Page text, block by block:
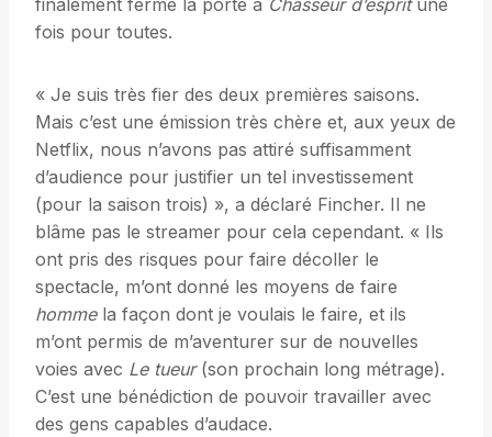
finalement fermé la porte à Chasseur d’espritune
fois pour toutes.
« Je suis très fier des deux premières saisons.
Mais c’est une émission très chère et, aux yeux de
Netflix, nous n’avons pas attiré suffisamment
d’audience pour justifier un tel investissement
(pour la saison trois) », a déclaré Fincher. Il ne
blâme pas le streamer pour cela cependant. « Ils
ont pris des risques pour faire décoller le
spectacle, m’ont donné les moyens de faire
hommela façon dont je voulais le faire, et ils
m’ont permis de m’aventurer sur de nouvelles
voies avec Le tueur(son prochain long métrage).
C’est une bénédiction de pouvoir travailler avec
des gens capables d’audace.